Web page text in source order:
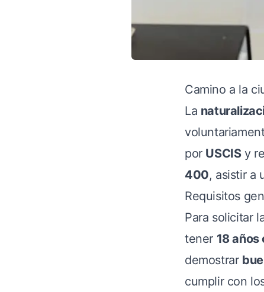
Camino a la
La
por USCISy
400, asistir a
Requisitos
Para solicitar
tener 18 años
demostrar
cumplir con